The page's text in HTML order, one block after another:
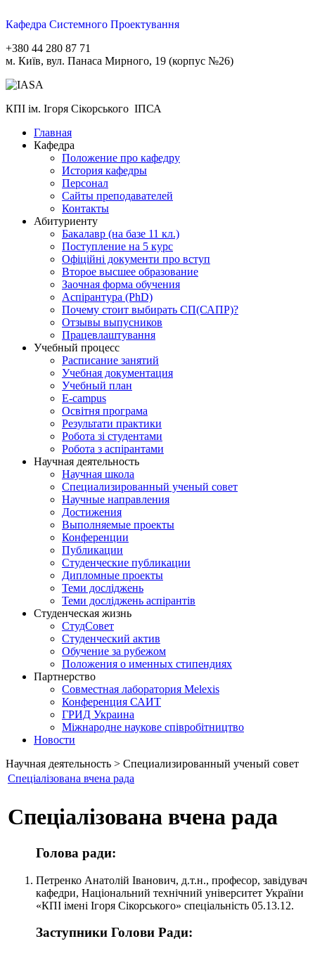
Кафедра Системного Проектування
+380 44 280 87 71
м. Київ, вул. Панаса Мирного, 19 (корпус №26)
КПІ ім. Ігоря Сікорського ІПСА
Главная
Кафедра
Положение про кафедру
История кафедры
Персонал
Сайты преподавателей
Контакты
Абитуриенту
Бакалавр (на базе 11 кл.)
Поступление на 5 курс
Офіційні документи про вступ
Второе высшее образование
Заочная форма обучения
Aспірантура (PhD)
Почему стоит выбирать СП(САПР)?
Отзывы выпусников
Працевлаштування
Учебный процесс
Расписание занятий
Учебная документация
Учебный план
E-campus
Освітня програма
Результати практики
Робота зі студентами
Робота з аспірантами
Научная деятельность
Научная школа
Специализированный ученый совет
Научные направления
Достижения
Выполняемые проекты
Конференции
Публикации
Студенческие публикации
Дипломные проекты
Теми досліджень
Теми досліджень аспірантів
Студенческая жизнь
СтудСовет
Студенческий актив
Обучение за рубежом
Положения о именных стипендиях
Партнерство
Совместная лаборатория Melexis
Конференция САИТ
ГРИД Украина
Міжнародне наукове співробітництво
Новости
Научная деятельность > Специализированный ученый совет
Спеціалізована вчена рада
Спеціалізована вчена рада
Голова ради:
Петренко Анатолій Іванович, д.т.н., професор, завідувач
кафедри, Національний технічний університет України
«КПІ імені Ігоря Сікорського» спеціальність 05.13.12.
Заступники Голови Ради: